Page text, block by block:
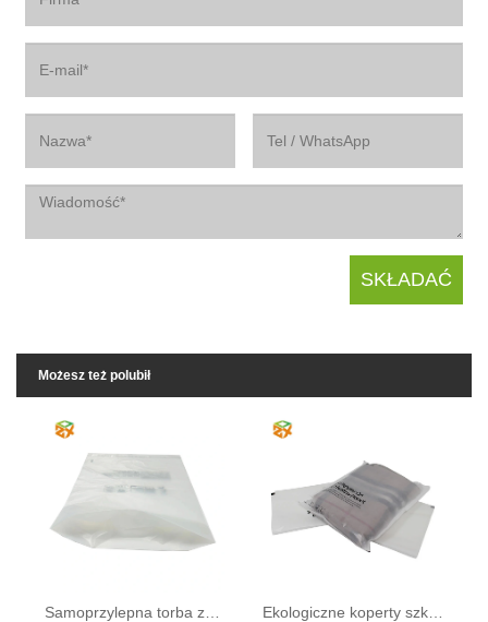
Możesz też polubił
Samoprzylepna torba ze szkła